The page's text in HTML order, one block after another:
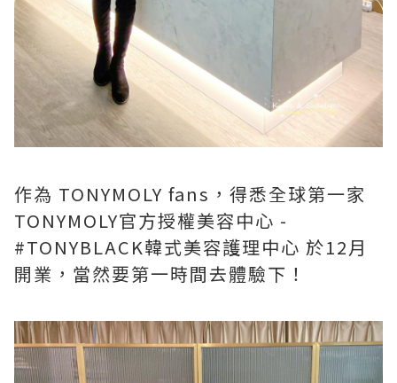
作為 TONYMOLY fans，得悉全球第一家
TONYMOLY官方授權美容中心 -
#TONYBLACK韓式美容護理中心 於12月
開業，當然要第一時間去體驗下！